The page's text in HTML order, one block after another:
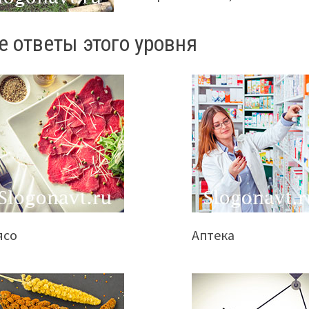
ответы этого уровня
Аптека